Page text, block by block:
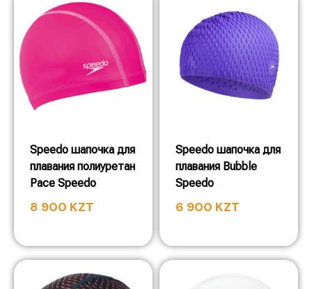
Speedo шапочка для
плавания полиуретан
Pace Speedo
8 900 KZT
Speedo шапочка для
плавания Bubble
Speedo
6 900 KZT